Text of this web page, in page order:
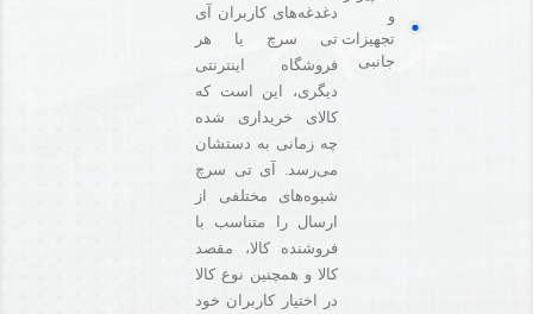
و
تجهیزات
جانبی
دغدغه‌های کاربران آی
تی سرچ یا هر
فروشگاه‌ اینترنتی
دیگری، این است که
کالای خریداری شده
چه زمانی به دستشان
می‌رسد. آی تی سرچ
شیوه‌های مختلفی از
ارسال را متناسب با
فروشنده کالا،‌ مقصد
کالا و همچنین نوع کالا
در اختیار کاربران خود